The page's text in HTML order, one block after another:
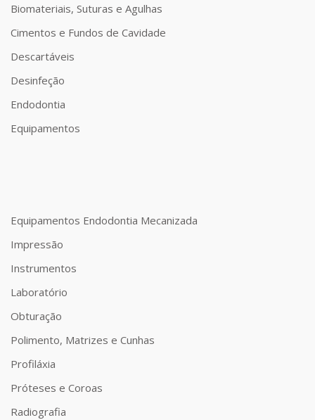
Biomateriais, Suturas e Agulhas
Cimentos e Fundos de Cavidade
Descartáveis
Desinfeção
Endodontia
Equipamentos
Equipamentos Endodontia Mecanizada
Impressão
Instrumentos
Laboratório
Obturação
Polimento, Matrizes e Cunhas
Profiláxia
Próteses e Coroas
Radiografia